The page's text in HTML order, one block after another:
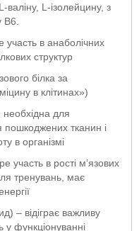
валіну, L-ізолейцину, з
в анаболічних
структур
білка за
в клітинах»)
необхідна для
пошкоджених тканин і
в організмі
участь в рості м’язових
тренувань, має
– відіграє важливу
у функціонуванні